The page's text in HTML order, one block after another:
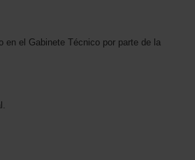
en el Gabinete Técnico por parte de la